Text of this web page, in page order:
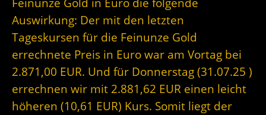
Auswirkung: Der mit den letzten
Tageskursen für die Feinunze Gold
errechnete Preis in Euro war am Vortag bei
2.871,00 EUR. Und für Donnerstag (31.07.25 )
errechnen wir mit 2.881,62 EUR einen leicht
höheren (10,61 EUR) Kurs. Somit liegt der